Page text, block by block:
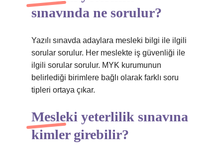
sınavında ne sorulur?
Yazılı sınavda adaylara mesleki bilgi ile ilgili
sorular sorulur. Her meslekte iş güvenliği ile
ilgili sorular sorulur. MYK kurumunun
belirlediği birimlere bağlı olarak farklı soru
tipleri ortaya çıkar.
Mesleki yeterlilik sınavına
kimler girebilir?